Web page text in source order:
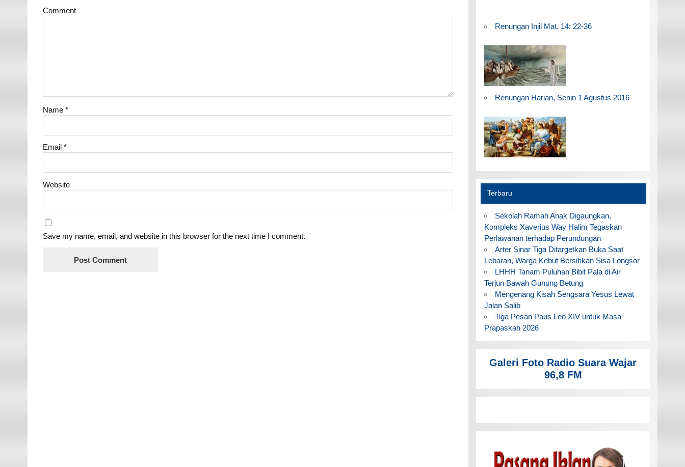
Comment
Name*
Email*
Website
Save my name, email, and website in this browser for the next time I comment.
Renungan Injil Mat. 14: 22-36
Renungan Harian, Senin 1 Agustus 2016
Terbaru
Sekolah Ramah Anak Digaungkan,
Kompleks Xaverius Way Halim Tegaskan
Perlawanan terhadap Perundungan
Arter Sinar Tiga Ditargetkan Buka Saat
Lebaran, Warga Kebut Bersihkan Sisa Longsor
LHHH Tanam Puluhan Bibit Pala di Air
Terjun Bawah Gunung Betung
Mengenang Kisah Sengsara Yesus Lewat
Jalan Salib
Tiga Pesan Paus Leo XIV untuk Masa
Prapaskah 2026
Galeri Foto Radio Suara Wajar
96,8 FM